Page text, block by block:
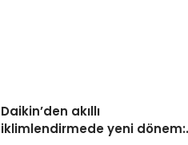
Daikin’den akıllı
iklimlendirmede yeni dönem: